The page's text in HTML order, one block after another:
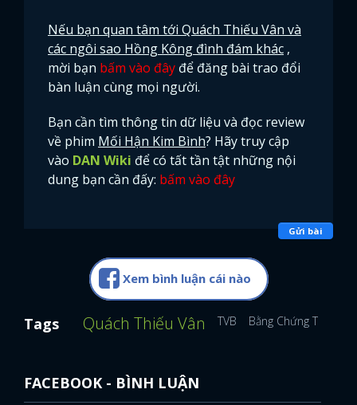
Nếu bạn quan tâm tới Quách Thiếu Vân và
các ngôi sao Hồng Kông đình đám khác ,
mời bạn bấm vào đây để đăng bài trao đổi
bàn luận cùng mọi người.
Bạn cần tìm thông tin dữ liệu và đọc review
về phim Mối Hận Kim Bình? Hãy truy cập
vào DAN Wiki để có tất tần tật những nội
dung bạn cần đấy: bấm vào đây
Gửi bài
Xem bình luận cái nào
Tags Quách Thiếu Vân TVB Bằng Chứng Thép
FACEBOOK - BÌNH LUẬN